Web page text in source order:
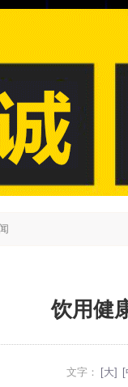
饮用健
文字： [大]